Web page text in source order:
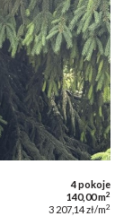
4 pokoje
140,00 m2
3 207,14 zł/m2